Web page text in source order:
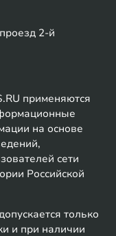
2-й
применяются
на основе
сети
Российской
только
и при наличии